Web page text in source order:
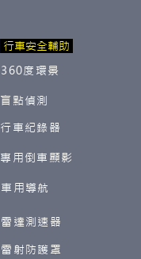
行車安全輔助
360度環景
盲點偵測
行車紀錄器
專用倒車顯影
車用導航
雷達測速器
雷射防護罩